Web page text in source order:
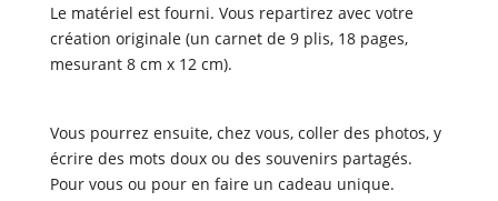
Le matériel est fourni. Vous repartirez avec votre
création originale (un carnet de 9 plis, 18 pages,
mesurant 8 cm x 12 cm).
Vous pourrez ensuite, chez vous, coller des photos, y
écrire des mots doux ou des souvenirs partagés.
Pour vous ou pour en faire un cadeau unique.